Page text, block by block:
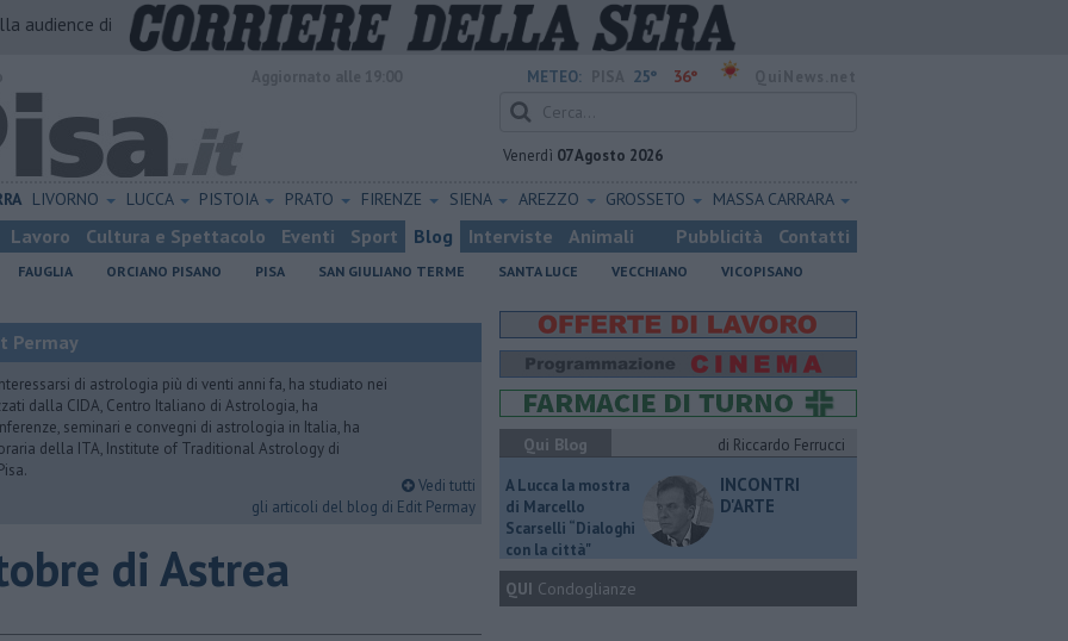
audience di
METEO: 25° 36°
Venerdì 07 Agosto 2026
LIVORNO LUCCA PISTOIA PRATO FIRENZE SIENA AREZZO GROSSETO MASSA CARRARA
Lavoro Cultura e Spettacolo Eventi Sport Blog Interviste Animali Pubblicità Contatti
FAUGLIA ORCIANO PISANO PISA SAN GIULIANO TERME SANTA LUCE VECCHIANO VICOPISANO
Permay
di astrologia più di venti anni fa, ha studiato nei
dalla CIDA, Centro Italiano di Astrologia, ha
seminari e convegni di astrologia in Italia, ha
della ITA, Institute of Traditional Astrology di
Vedi tutti
gli articoli del blog di Edit Permay
di Astrea
Qui Blog
di Riccardo Ferrucci
A Lucca la mostra
di Marcello
Scarselli “Dialoghi
con la città"
INCONTRI
D'ARTE
QUI Condoglianze